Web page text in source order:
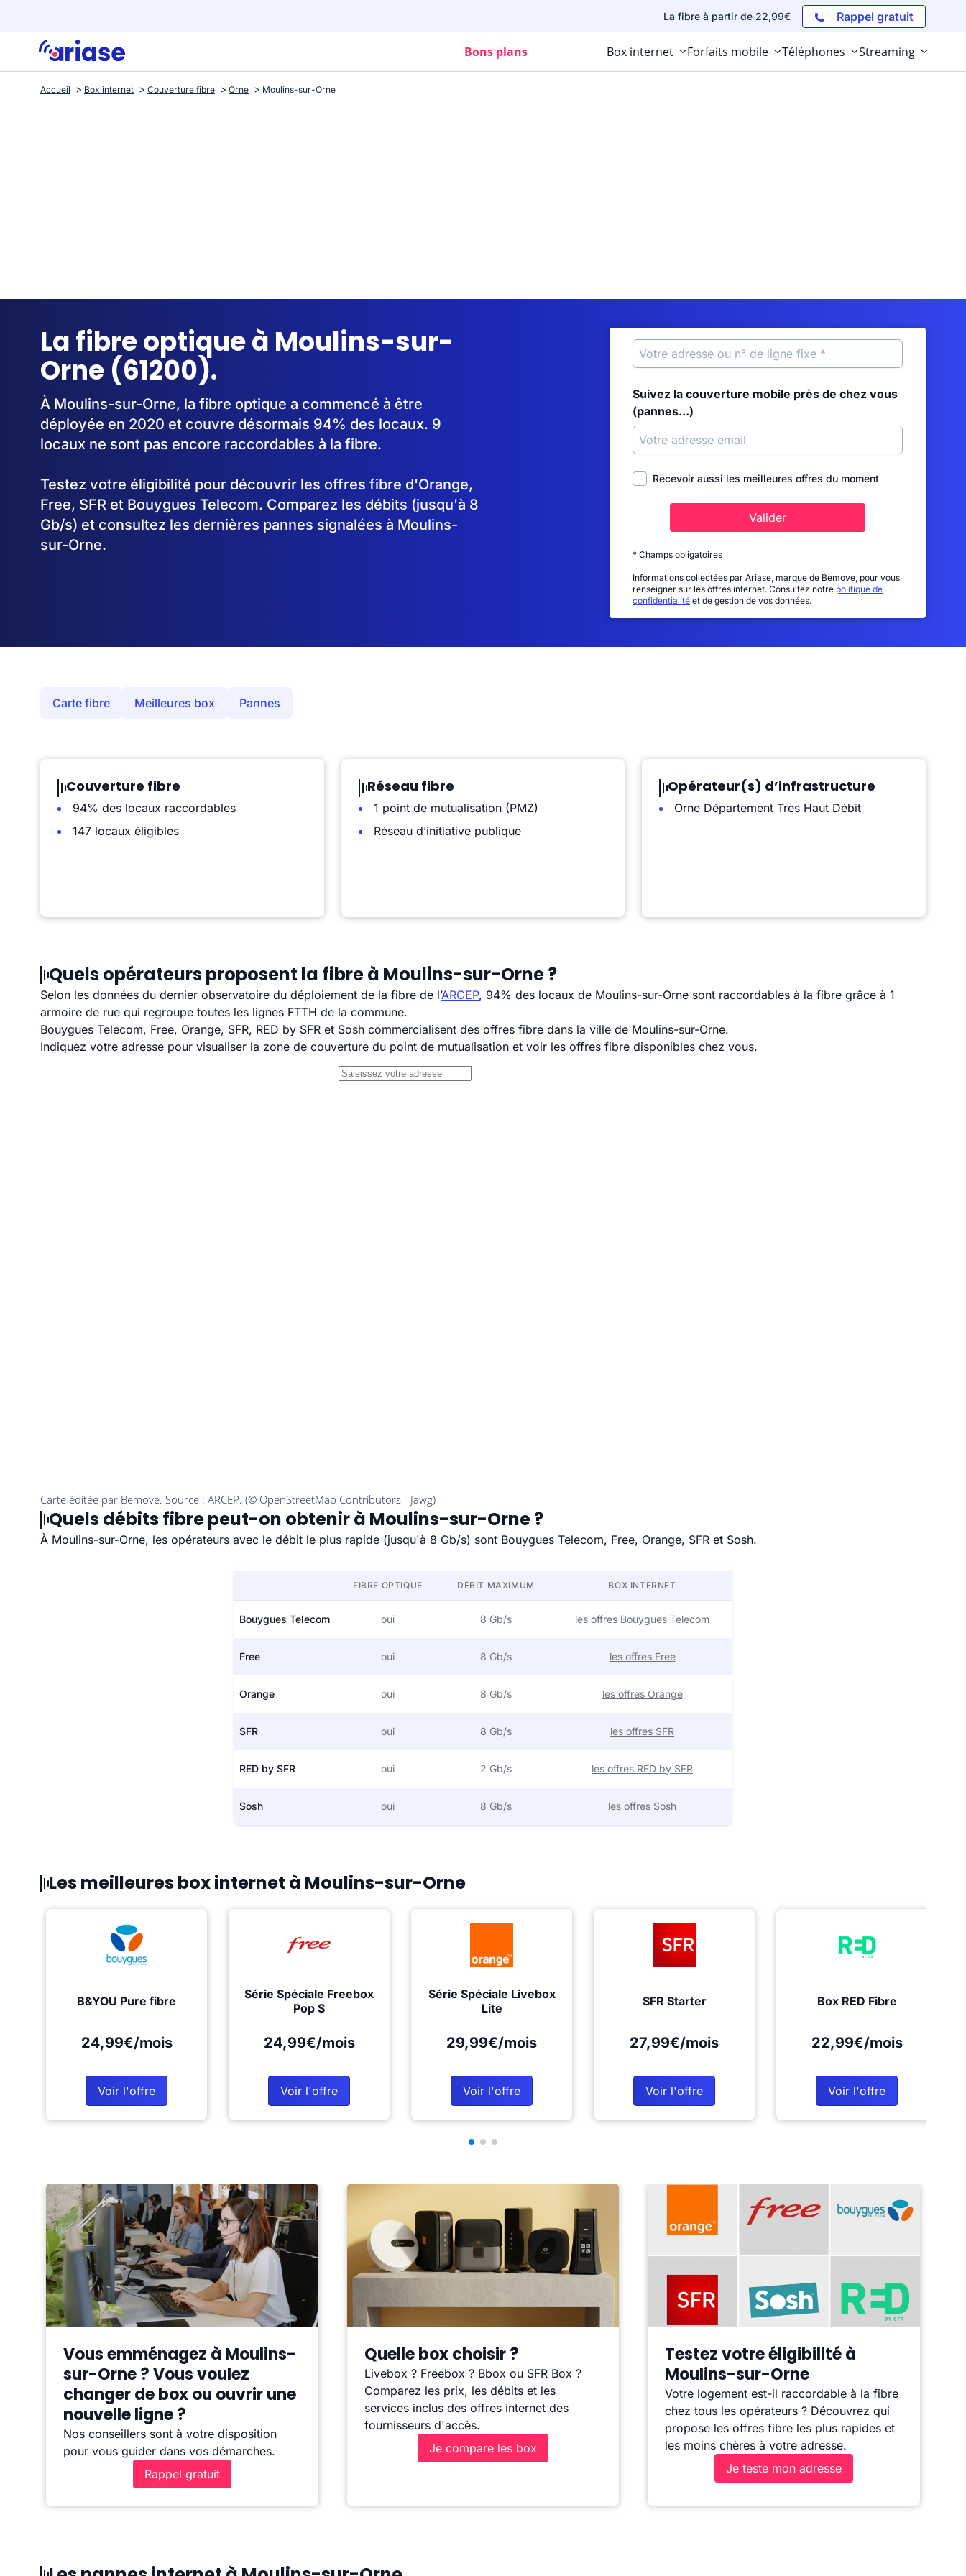
La fibre à partir de 22,99€ Rappel gratuit
Bons plans Box internet Forfaits mobile Téléphones Streaming
Accueil Box internet Couverture fibre Orne Moulins-sur-Orne
La fibre optique à Moulins-sur-
Orne (61200).
À Moulins-sur-Orne, la fibre optique a commencé à être
déployée en 2020 et couvre désormais 94% des locaux. 9
locaux ne sont pas encore raccordables à la fibre.
Testez votre éligibilité pour découvrir les offres fibre d'Orange,
Free, SFR et Bouygues Telecom. Comparez les débits (jusqu'à 8
Gb/s) et consultez les dernières pannes signalées à Moulins-
sur-Orne.
Suivez la couverture mobile près de chez vous
(pannes...)
Recevoir aussi les meilleures offres du moment
Valider
* Champs obligatoires
Informations collectées par Ariase, marque de Bemove, pour vous
renseigner sur les offres internet. Consultez notre politique de
confidentialité et de gestion de vos données.
Carte fibre Meilleures box Pannes
Couverture fibre
94% des locaux raccordables
147 locaux éligibles
Réseau fibre
1 point de mutualisation (PMZ)
Réseau d’initiative publique
Opérateur(s) d’infrastructure
Orne Département Très Haut Débit
Quels opérateurs proposent la fibre à Moulins-sur-Orne ?
Selon les données du dernier observatoire du déploiement de la fibre de l’ARCEP, 94% des locaux de Moulins-sur-Orne sont raccordables à la fibre grâce à 1
armoire de rue qui regroupe toutes les lignes FTTH de la commune.
Bouygues Telecom, Free, Orange, SFR, RED by SFR et Sosh commercialisent des offres fibre dans la ville de Moulins-sur-Orne.
Indiquez votre adresse pour visualiser la zone de couverture du point de mutualisation et voir les offres fibre disponibles chez vous.
Quels débits fibre peut-on obtenir à Moulins-sur-Orne ?
À Moulins-sur-Orne, les opérateurs avec le débit le plus rapide (jusqu'à 8 Gb/s) sont Bouygues Telecom, Free, Orange, SFR et Sosh.
FIBRE OPTIQUE DÉBIT MAXIMUM BOX INTERNET
Bouygues Telecom oui 8 Gb/s les offres Bouygues Telecom
Free oui 8 Gb/s les offres Free
Orange oui 8 Gb/s les offres Orange
SFR oui 8 Gb/s les offres SFR
RED by SFR oui 2 Gb/s les offres RED by SFR
Sosh oui 8 Gb/s les offres Sosh
Les meilleures box internet à Moulins-sur-Orne
B&YOU Pure fibre
24,99€/mois
Voir l'offre
Série Spéciale Freebox
Pop S
24,99€/mois
Voir l'offre
Série Spéciale Livebox
Lite
29,99€/mois
Voir l'offre
SFR Starter
27,99€/mois
Voir l'offre
Box RED Fibre
22,99€/mois
Voir l'offre
Vous emménagez à Moulins-
sur-Orne ? Vous voulez
changer de box ou ouvrir une
nouvelle ligne ?
Nos conseillers sont à votre disposition
pour vous guider dans vos démarches.
Rappel gratuit
Quelle box choisir ?
Livebox ? Freebox ? Bbox ou SFR Box ?
Comparez les prix, les débits et les
services inclus des offres internet des
fournisseurs d'accès.
Je compare les box
Testez votre éligibilité à
Moulins-sur-Orne
Votre logement est-il raccordable à la fibre
chez tous les opérateurs ? Découvrez qui
propose les offres fibre les plus rapides et
les moins chères à votre adresse.
Je teste mon adresse